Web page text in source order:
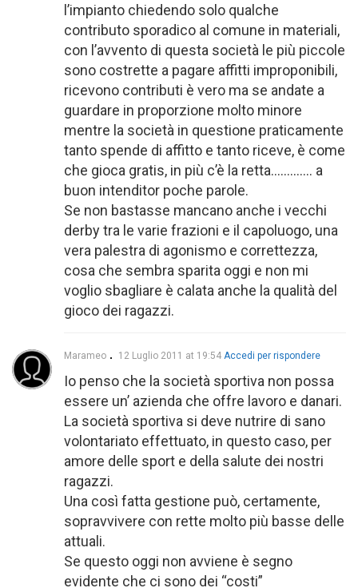
l’impianto chiedendo solo qualche
contributo sporadico al comune in materiali,
con l’avvento di questa società le più piccole
sono costrette a pagare affitti improponibili,
ricevono contributi è vero ma se andate a
guardare in proporzione molto minore
mentre la società in questione praticamente
tanto spende di affitto e tanto riceve, è come
che gioca gratis, in più c’è la retta…………. a
buon intenditor poche parole.
Se non bastasse mancano anche i vecchi
derby tra le varie frazioni e il capoluogo, una
vera palestra di agonismo e correttezza,
cosa che sembra sparita oggi e non mi
voglio sbagliare è calata anche la qualità del
gioco dei ragazzi.
Marameo 12 Luglio 2011 at 19:54 Accedi per rispondere
Io penso che la società sportiva non possa
essere un’ azienda che offre lavoro e danari.
La società sportiva si deve nutrire di sano
volontariato effettuato, in questo caso, per
amore delle sport e della salute dei nostri
ragazzi.
Una così fatta gestione può, certamente,
sopravvivere con rette molto più basse delle
attuali.
Se questo oggi non avviene è segno
evidente che ci sono dei “costi”